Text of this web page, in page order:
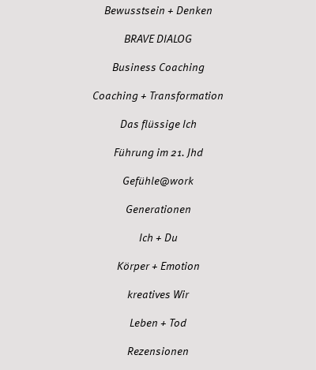
Bewusstsein + Denken
BRAVE DIALOG
Business Coaching
Coaching + Transformation
Das flüssige Ich
Führung im 21. Jhd
Gefühle@work
Generationen
Ich + Du
Körper + Emotion
kreatives Wir
Leben + Tod
Rezensionen